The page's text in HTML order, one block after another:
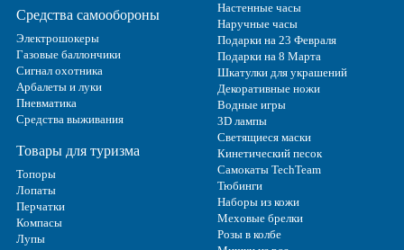
Средства самообороны
Электрошокеры
Газовые баллончики
Сигнал охотника
Арбалеты и луки
Пневматика
Средства выживания
Товары для туризма
Топоры
Лопаты
Перчатки
Компасы
Лупы
Настенные часы
Наручные часы
Подарки на 23 Февраля
Подарки на 8 Марта
Шкатулки для украшений
Декоративные ножи
Водные игры
3D лампы
Светящиеся маски
Кинетический песок
Самокаты TechTeam
Тюбинги
Наборы из кожи
Меховые брелки
Розы в колбе